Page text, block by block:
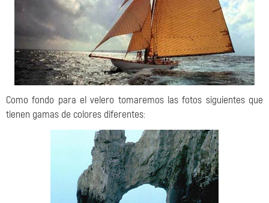
Como fondo para el velero tomaremos las fotos siguientes que
tienen gamas de colores diferentes: